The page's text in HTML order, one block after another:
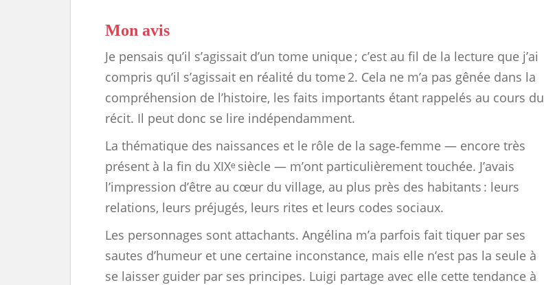
Mon avis
Je pensais qu’il s’agissait d’un tome unique ; c’est au fil de la lecture que j’ai
compris qu’il s’agissait en réalité du tome 2. Cela ne m’a pas gênée dans la
compréhension de l’histoire, les faits importants étant rappelés au cours du
récit. Il peut donc se lire indépendamment.
La thématique des naissances et le rôle de la sage‑femme — encore très
présent à la fin du XIXᵉ siècle — m’ont particulièrement touchée. J’avais
l’impression d’être au cœur du village, au plus près des habitants : leurs
relations, leurs préjugés, leurs rites et leurs codes sociaux.
Les personnages sont attachants. Angélina m’a parfois fait tiquer par ses
sautes d’humeur et une certaine inconstance, mais elle n’est pas la seule à
se laisser guider par ses principes. Luigi partage avec elle cette tendance à